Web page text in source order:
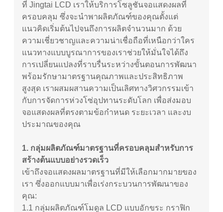
ที่ Jingtai LCD เราให้บริการโซลูชันจอแสดงผลที่
ครอบคลุม ซึ่งจะนำพาผลิตภัณฑ์ของคุณตั้งแต่
แนวคิดเริ่มต้นไปจนถึงการผลิตจำนวนมาก ด้วย
ความเชี่ยวชาญและความน่าเชื่อถือที่เหนือกว่าใคร
แนวทางแบบบูรณาการของเราช่วยให้มั่นใจได้ถึง
การเปลี่ยนแปลงที่ราบรื่นระหว่างขั้นตอนการพัฒนา
พร้อมรักษามาตรฐานคุณภาพและประสิทธิภาพ
สูงสุด เราผสมผสานความเป็นเลิศทางวิศวกรรมเข้า
กับการจัดการห่วงโซ่อุปทานระดับโลก เพื่อส่งมอบ
จอแสดงผลที่ตรงตามข้อกำหนด ระยะเวลา และงบ
ประมาณของคุณ
1. กลุ่มผลิตภัณฑ์มาตรฐานที่ครอบคลุมสำหรับการ
สร้างต้นแบบอย่างรวดเร็ว
เข้าถึงจอแสดงผลมาตรฐานที่มีให้เลือกมากมายของ
เรา ซึ่งออกแบบมาเพื่อเร่งกระบวนการพัฒนาของ
คุณ:
1.1 กลุ่มผลิตภัณฑ์โมดูล LCD แบบอักขระ กราฟิก